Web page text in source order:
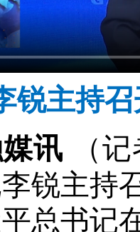
锐主持
讯
（
锐主持
总书记